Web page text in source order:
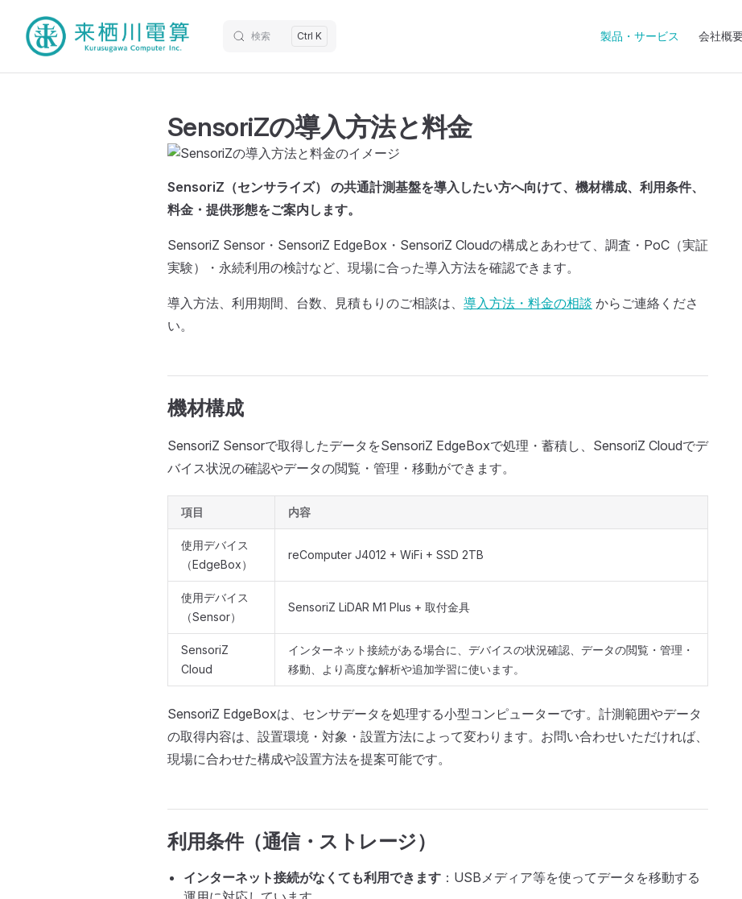
検索 Ctrl K 製品・サービス 会社概
SensoriZの導入方法と料金
SensoriZ（センサライズ） の共通計測基盤を導入したい方へ向けて、機材構成、利用条件、
料金・提供形態をご案内します。
SensoriZ Sensor・SensoriZ EdgeBox・SensoriZ Cloudの構成とあわせて、調査・PoC（実証
実験）・永続利用の検討など、現場に合った導入方法を確認できます。
導入方法、利用期間、台数、見積もりのご相談は、 導入方法・料金の相談 からご連絡くださ
い。
機材構成
SensoriZ Sensorで取得したデータをSensoriZ EdgeBoxで処理・蓄積し、SensoriZ Cloudでデ
バイス状況の確認やデータの閲覧・管理・移動ができます。
項目 内容
使用デバイス
（EdgeBox）
reComputer J4012 + WiFi + SSD 2TB
使用デバイス
（Sensor）
SensoriZ LiDAR M1 Plus + 取付金具
SensoriZ
Cloud
インターネット接続がある場合に、デバイスの状況確認、データの閲覧・管理・
移動、より高度な解析や追加学習に使います。
SensoriZ EdgeBoxは、センサデータを処理する小型コンピューターです。計測範囲やデータ
の取得内容は、設置環境・対象・設置方法によって変わります。お問い合わせいただければ、
現場に合わせた構成や設置方法を提案可能です。
利用条件（通信・ストレージ）
インターネット接続がなくても利用できます ：USBメディア等を使ってデータを移動する